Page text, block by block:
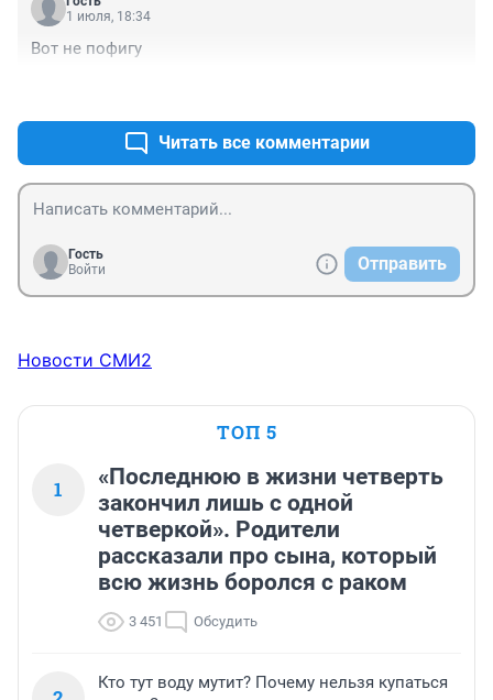
1 июля, 18:34
Вот не пофигу
Читать все комментарии
Гость
Войти
Отправить
Новости СМИ2
ТОП 5
1
«Последнюю в жизни четверть
закончил лишь с одной
четверкой». Родители
рассказали про сына, который
всю жизнь боролся с раком
3 451 Обсудить
Кто тут воду мутит? Почему нельзя купаться